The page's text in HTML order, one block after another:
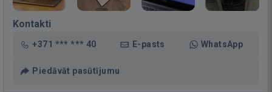
Kontakti
+371 *** *** 40 E-pasts WhatsApp
Piedāvāt pasūtījumu